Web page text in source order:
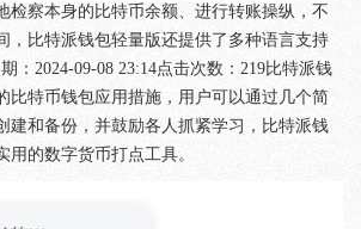
检察本身的比特币余额、进行转账操纵，不
，比特派钱包轻量版还提供了多种语言支持
：2024-09-08 23:14点击次数：219比特派钱
比特币钱包应用措施，用户可以通过几个简
建和备份，并鼓励各人抓紧学习，比特派钱
用的数字货币打点工具。